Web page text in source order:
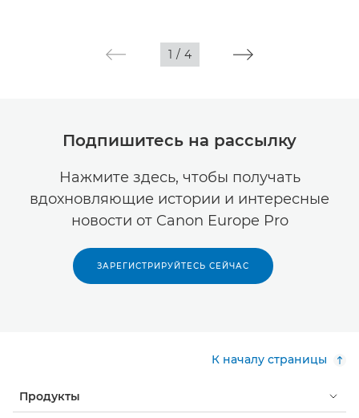
1 / 4
Подпишитесь на рассылку
Нажмите здесь, чтобы получать
вдохновляющие истории и интересные
новости от Canon Europe Pro
ЗАРЕГИСТРИРУЙТЕСЬ СЕЙЧАС
К началу страницы
Продукты